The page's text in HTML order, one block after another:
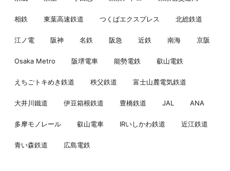
相鉄 東葉高速鉄道 つくばエクスプレス 北総鉄道
江ノ電 阪神 名鉄 阪急 近鉄 南海 京阪
Osaka Metro 阪堺電車 能勢電鉄 叡山電鉄
えちごトキめき鉄道 秩父鉄道 富士山麓電気鉄道
大井川鐵道 伊豆箱根鉄道 豊橋鉄道 JAL ANA
多摩モノレール 叡山電車 IRいしかわ鉄道 近江鉄道
青い森鉄道 広島電鉄